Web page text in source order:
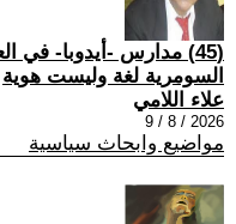
(45) مدارس -أيدوبا- في
السومرية لغة وليست هوية
علاء اللامي
2026 / 8 / 9
مواضيع وابحاث سياسية